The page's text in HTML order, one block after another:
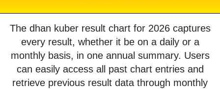
The dhan kuber result chart for 2026 captures
every result, whether it be on a daily or a
monthly basis, in one annual summary. Users
can easily access all past chart entries and
retrieve previous result data through monthly